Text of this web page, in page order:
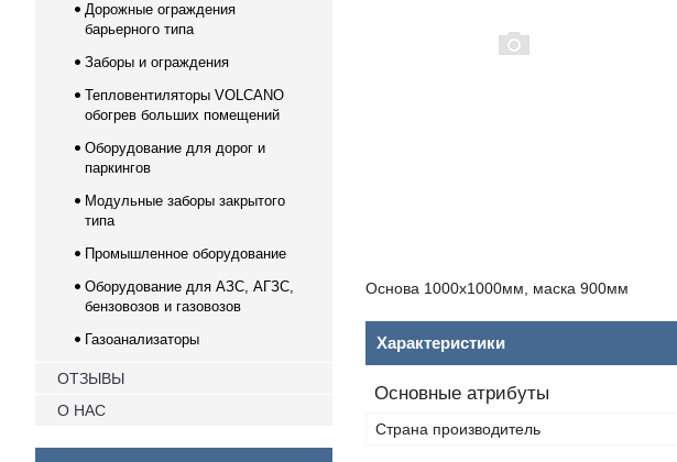
Основа 1000x1000мм, маска 900мм
Характеристики
Основные атрибуты
Страна производитель
Дорожные ограждения
барьерного типа
Заборы и ограждения
Тепловентиляторы VOLCANO
обогрев больших помещений
Оборудование для дорог и
паркингов
Модульные заборы закрытого
типа
Промышленное оборудование
Оборудование для АЗС, АГЗС,
бензовозов и газовозов
Газоанализаторы
ОТЗЫВЫ
О НАС